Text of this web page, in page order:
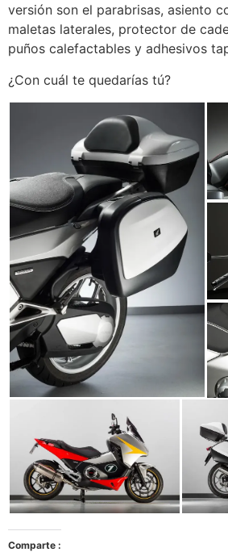
versión son el parabrisas, asiento
maletas laterales, protector de
puños calefactables y adhesivos
¿Con cuál te quedarías tú?
Comparte :